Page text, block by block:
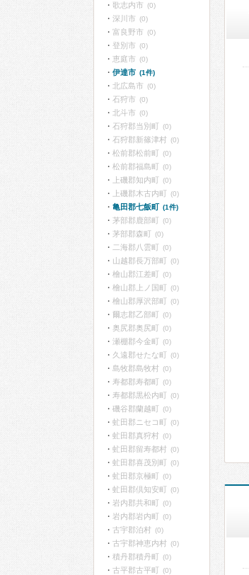
歌志内市 (0)
深川市 (0)
富良野市 (0)
登別市 (0)
恵庭市 (0)
伊達市 (1件)
北広島市 (0)
石狩市 (0)
北斗市 (0)
石狩郡当別町 (0)
石狩郡新篠津村 (0)
松前郡松前町 (0)
松前郡福島町 (0)
上磯郡知内町 (0)
上磯郡木古内町 (0)
亀田郡七飯町 (1件)
茅部郡鹿部町 (0)
茅部郡森町 (0)
二海郡八雲町 (0)
山越郡長万部町 (0)
檜山郡江差町 (0)
檜山郡上ノ国町 (0)
檜山郡厚沢部町 (0)
爾志郡乙部町 (0)
奥尻郡奥尻町 (0)
瀬棚郡今金町 (0)
久遠郡せたな町 (0)
島牧郡島牧村 (0)
寿都郡寿都町 (0)
寿都郡黒松内町 (0)
磯谷郡蘭越町 (0)
虻田郡ニセコ町 (0)
虻田郡真狩村 (0)
虻田郡留寿都村 (0)
虻田郡喜茂別町 (0)
虻田郡京極町 (0)
虻田郡倶知安町 (0)
岩内郡共和町 (0)
岩内郡岩内町 (0)
古宇郡泊村 (0)
古宇郡神恵内村 (0)
積丹郡積丹町 (0)
古平郡古平町 (0)